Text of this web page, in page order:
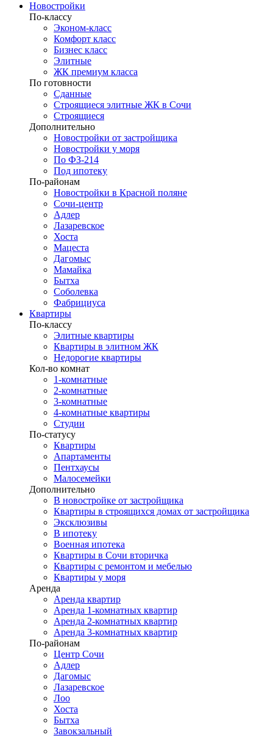
Новостройки
По-классу
Эконом-класс
Комфорт класс
Бизнес класс
Элитные
ЖК премиум класса
По готовности
Сданные
Строящиеся элитные ЖК в Сочи
Строящиеся
Дополнительно
Новостройки от застройщика
Новостройки у моря
По ФЗ-214
Под ипотеку
По-районам
Новостройки в Красной поляне
Сочи-центр
Адлер
Лазаревское
Хоста
Мацеста
Дагомыс
Мамайка
Бытха
Соболевка
Фабрициуса
Квартиры
По-классу
Элитные квартиры
Квартиры в элитном ЖК
Недорогие квартиры
Кол-во комнат
1-комнатные
2-комнатные
3-комнатные
4-комнатные квартиры
Студии
По-статусу
Квартиры
Апартаменты
Пентхаусы
Малосемейки
Дополнительно
В новостройке от застройщика
Квартиры в строящихся домах от застройщика
Эксклюзивы
В ипотеку
Военная ипотека
Квартиры в Сочи вторичка
Квартиры с ремонтом и мебелью
Квартиры у моря
Аренда
Аренда квартир
Аренда 1-комнатных квартир
Аренда 2-комнатных квартир
Аренда 3-комнатных квартир
По-районам
Центр Сочи
Адлер
Дагомыс
Лазаревское
Лоо
Хоста
Бытха
Завокзальный